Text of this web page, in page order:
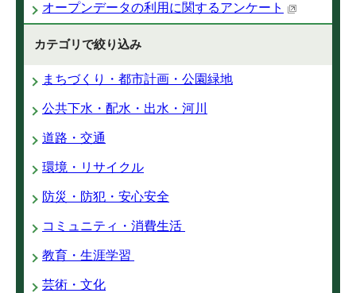
オープンデータの利用に関するアンケート
カテゴリで絞り込み
まちづくり・都市計画・公園緑地
公共下水・配水・出水・河川
道路・交通
環境・リサイクル
防災・防犯・安心安全
コミュニティ・消費生活
教育・生涯学習
芸術・文化